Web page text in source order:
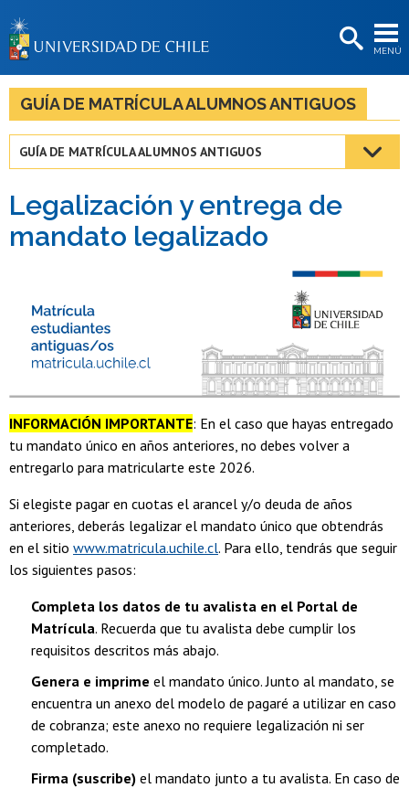
MENÚ
BIBLIOTECAS
LA UNIVERSIDAD
Estudiantes
Académicas/os
Funcionarias/os
GUÍA DE MATRÍCULA ALUMNOS ANTIGUOS
GUÍA DE MATRÍCULA ALUMNOS ANTIGUOS
Legalización y entrega de
mandato legalizado
INFORMACIÓN IMPORTANTE: En el caso que hayas entregado
tu mandato único en años anteriores, no debes volver a
entregarlo para matricularte este 2026.
Si elegiste pagar en cuotas el arancel y/o deuda de años
anteriores, deberás legalizar el mandato único que obtendrás
en el sitio www.matricula.uchile.cl. Para ello, tendrás que seguir
los siguientes pasos:
Completa los datos de tu avalista en el Portal de
Matrícula. Recuerda que tu avalista debe cumplir los
requisitos descritos más abajo.
Genera e imprime el mandato único. Junto al mandato, se
encuentra un anexo del modelo de pagaré a utilizar en caso
de cobranza; este anexo no requiere legalización ni ser
completado.
Firma (suscribe) el mandato junto a tu avalista. En caso de